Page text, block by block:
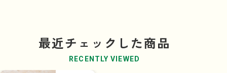
最近チェックした商品
RECENTLY VIEWED